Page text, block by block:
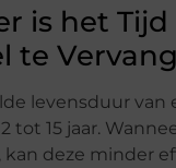
is het
te
levensduur van
tot 15 jaar.
kan deze minder